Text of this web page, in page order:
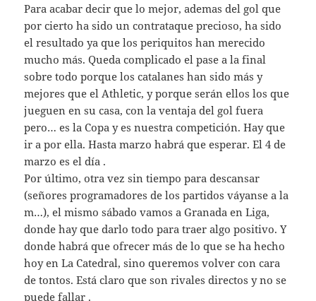
Para acabar decir que lo mejor, ademas del gol que
por cierto ha sido un contrataque precioso, ha sido
el resultado ya que los periquitos han merecido
mucho más. Queda complicado el pase a la final
sobre todo porque los catalanes han sido más y
mejores que el Athletic, y porque serán ellos los que
jueguen en su casa, con la ventaja del gol fuera
pero… es la Copa y es nuestra competición. Hay que
ir a por ella. Hasta marzo habrá que esperar. El 4 de
marzo es el día .
Por último, otra vez sin tiempo para descansar
(señores programadores de los partidos váyanse a la
m…), el mismo sábado vamos a Granada en Liga,
donde hay que darlo todo para traer algo positivo. Y
donde habrá que ofrecer más de lo que se ha hecho
hoy en La Catedral, sino queremos volver con cara
de tontos. Está claro que son rivales directos y no se
puede fallar .